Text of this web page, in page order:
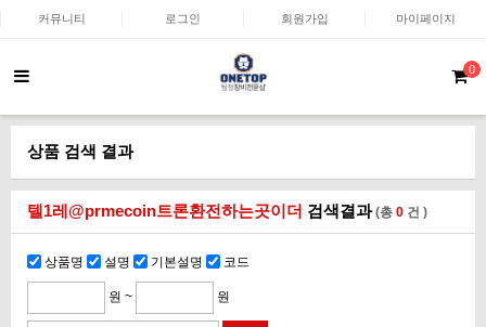
커뮤니티 로그인 회원가입 마이페이지
0
상품 검색 결과
텔1레@prmecoin트론환전하는곳이더 검색결과(총 0 건 )
상품명 설명 기본설명 코드
원 ~ 원